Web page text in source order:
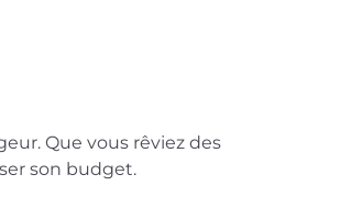
Que vous rêviez des
son budget.